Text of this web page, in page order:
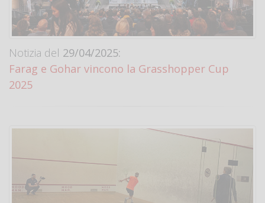
Notizia del 29/04/2025:
Farag e Gohar vincono la Grasshopper Cup
2025